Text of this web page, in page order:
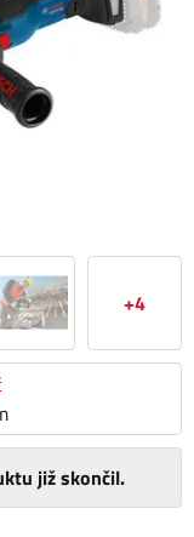
+4
již skončil.